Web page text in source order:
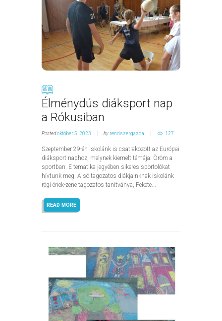
Élménydús diáksport nap
a Rókusiban
Postedoktóber 5, 2023 by rendszergazda 127
Szeptember 29-én iskolánk is csatlakozott az Európai
diáksport naphoz, melynek kiemelt témája: Öröm a
sportban. E tematika jegyében sikeres sportolókat
hívtunk meg. Alsó tagozatos diákjainknak iskolánk
régi ének-zene tagozatos tanítványa, Fekete...
READ MORE